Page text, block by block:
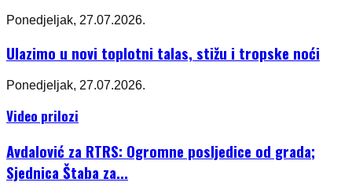
Ponedjeljak, 27.07.2026.
Ulazimo u novi toplotni talas, stižu i tropske noći
Ponedjeljak, 27.07.2026.
Video prilozi
Avdalović za RTRS: Ogromne posljedice od grada;
Sjednica Štaba za...